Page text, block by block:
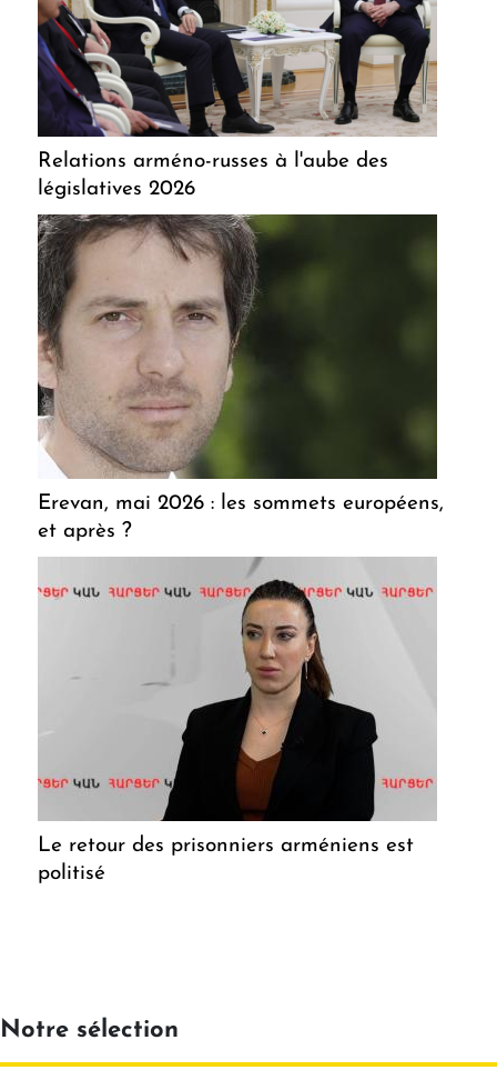
Relations arméno-russes à l'aube des
législatives 2026
Erevan, mai 2026 : les sommets européens,
et après ?
Le retour des prisonniers arméniens est
politisé
Notre sélection